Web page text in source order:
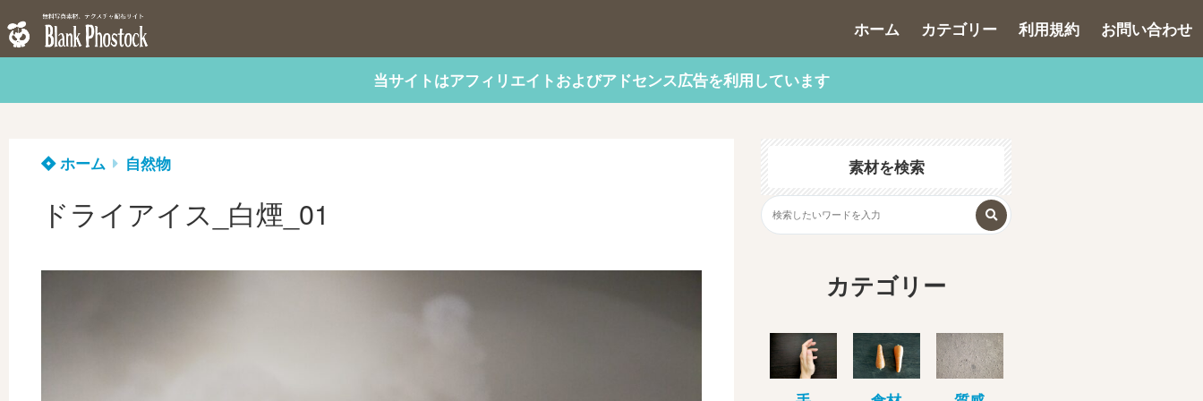
ホーム カテゴリー 利用規約 お問い合わせ
当サイトはアフィリエイトおよびアドセンス広告を利用しています
ホーム 自然物
ドライアイス_白煙_01
素材を検索
カテゴリー